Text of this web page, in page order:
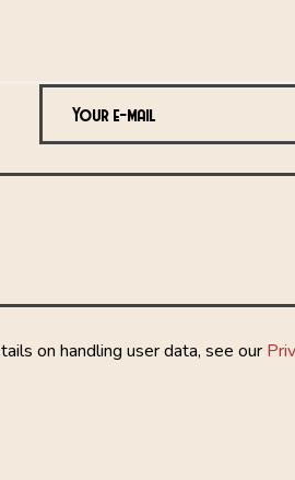
on handling user data, see our